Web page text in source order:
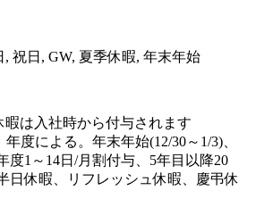
祝日, GW, 夏季休暇, 年末年始
は入社時から付与されます
度による。年末年始(12/30～1/3)、
度1～14日/月割付与、5年目以降20
日休暇、リフレッシュ休暇、慶弔休